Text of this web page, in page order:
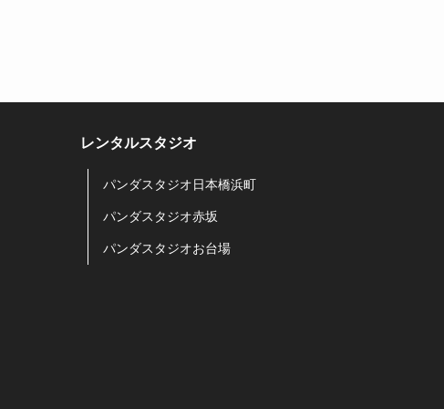
レンタルスタジオ
パンダスタジオ日本橋浜町
パンダスタジオ赤坂
パンダスタジオお台場